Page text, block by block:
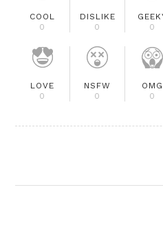
COOL
0
DISLIKE
0
0
LOVE
0
NSFW
0
OMG
0